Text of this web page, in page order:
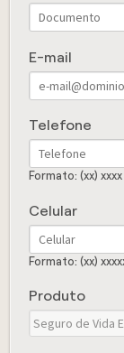
E-mail
Telefone
Formato: (xx)
Celular
Formato: (xx)
Produto